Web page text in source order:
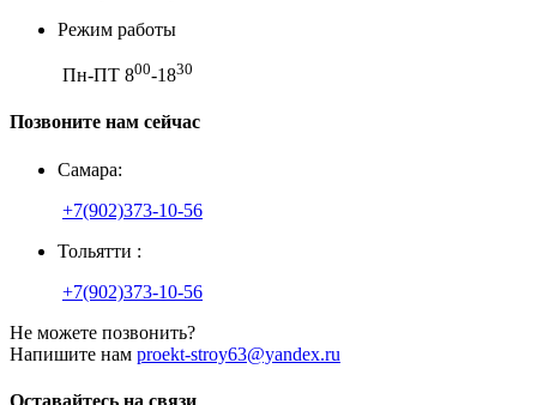
Режим работы
Пн-ПТ 800-1830
Позвоните нам сейчас
Самара:
+7(902)373-10-56
Тольятти :
+7(902)373-10-56
Не можете позвонить?
Напишите нам proekt-stroy63@yandex.ru
Оставайтесь на связи